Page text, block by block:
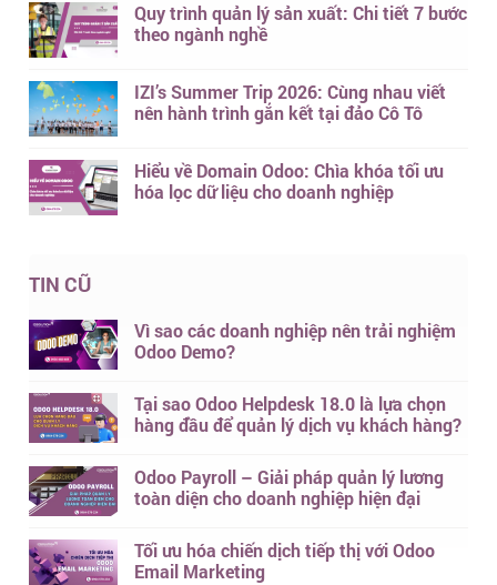
Quy trình quản lý sản xuất: Chi tiết 7 bước
theo ngành nghề
IZI’s Summer Trip 2026: Cùng nhau viết
nên hành trình gắn kết tại đảo Cô Tô
Hiểu về Domain Odoo: Chìa khóa tối ưu
hóa lọc dữ liệu cho doanh nghiệp
TIN CŨ
Vì sao các doanh nghiệp nên trải nghiệm
Odoo Demo?
Tại sao Odoo Helpdesk 18.0 là lựa chọn
hàng đầu để quản lý dịch vụ khách hàng?
Odoo Payroll – Giải pháp quản lý lương
toàn diện cho doanh nghiệp hiện đại
Tối ưu hóa chiến dịch tiếp thị với Odoo
Email Marketing